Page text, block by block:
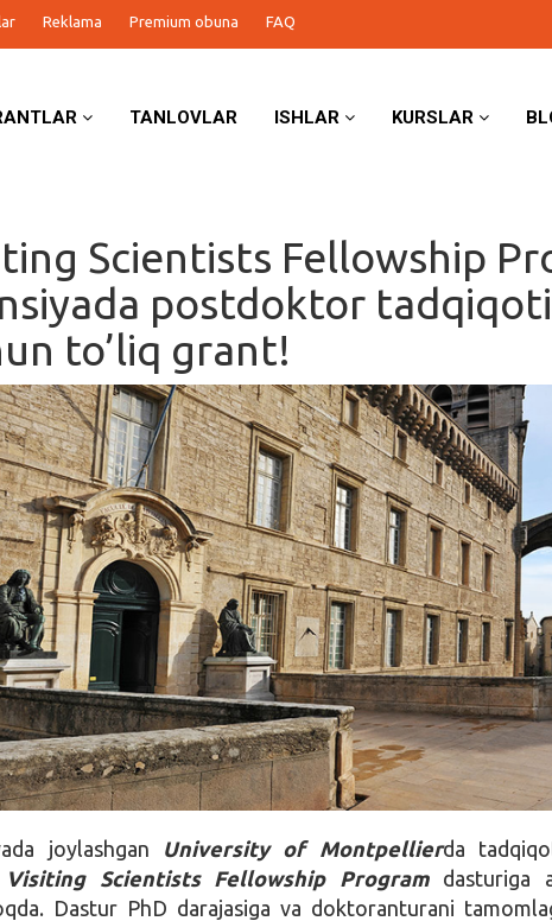
Reklama Premium obuna FAQ
TANLOVLAR ISHLAR KURSLAR
Scientists Fellowship
postdoktor tadqiqoti
to’liq grant!
joylashgan University of Montpellierda
Visiting Scientists Fellowship Programdasturiga
Dastur PhD darajasiga va doktoranturani